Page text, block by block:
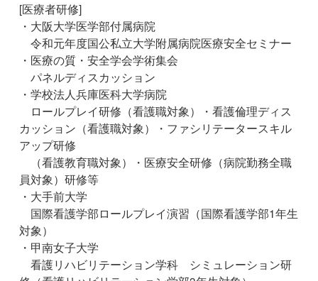
[医療者研修]
・大阪大学医学部付属病院
令和元年度国公私立大学附属病院医療安全セミナー
・医療の質・安全学会学術集会
パネルディスカッション
・学校法人兵庫医科大学病院
ロールプレイ研修（看護職対象）・看護倫理ディス
カッション（看護職対象）・ファシリテータースキル
アップ研修
（看護教育職対象）・医療安全研修（病院勤務全職
員対象）研修等
・大手前大学
国際看護学部ロールプレイ演習（国際看護学部1年生
対象）
・甲南女子大学
看護リハビリテーション学科 シミュレーション研